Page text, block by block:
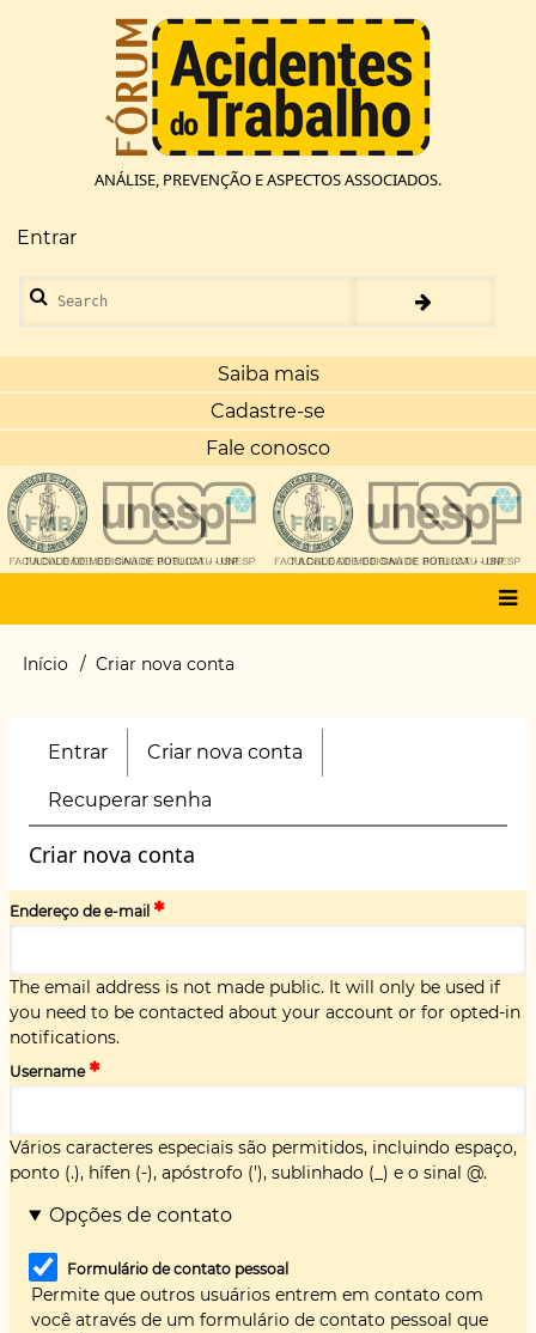
ANÁLISE, PREVENÇÃO E ASPECTOS ASSOCIADOS.
Menu
de
conta
de
usuário
Entrar
Search
Saiba mais
Cadastre-se
Fale conosco
Main
Trilha
Início Criar nova conta
Primary
Entrar Criar nova conta
ativa)
Recuperar senha
Criar nova conta
Endereço de e-mail
The email address is not made public. It will only be used if
you need to be contacted about your account or for opted-in
notifications.
Username
Vários caracteres especiais são permitidos, incluindo espaço,
ponto (.), hífen (-), apóstrofo ('), sublinhado (_) e o sinal @.
Opções de contato
Formulário de contato pessoal
Permite que outros usuários entrem em contato com
você através de um formulário de contato pessoal que